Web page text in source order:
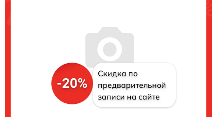
-20%
Скидка по
предварительной
записи на сайте